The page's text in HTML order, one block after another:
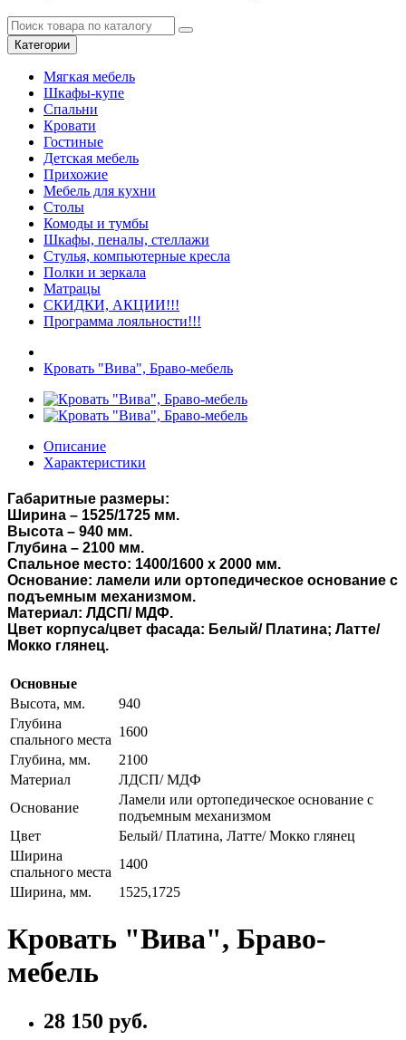
Категории
Мягкая мебель
Шкафы-купе
Спальни
Кровати
Гостиные
Детская мебель
Прихожие
Мебель для кухни
Столы
Комоды и тумбы
Шкафы, пеналы, стеллажи
Стулья, компьютерные кресла
Полки и зеркала
Матрацы
СКИДКИ, АКЦИИ!!!
Программа лояльности!!!
Кровать "Вива", Браво-мебель
Описание
Характеристики
Габаритные размеры:
Ширина – 1525/1725 мм.
Высота – 940 мм.
Глубина – 2100 мм.
Спальное место: 1400/1600 х 2000 мм.
Основание: ламели или ортопедическое основание с
подъемным механизмом.
Материал: ЛДСП/ МДФ.
Цвет корпуса/цвет фасада: Белый/ Платина; Латте/
Мокко глянец.
Основные
Высота, мм.
940
Глубина
спального места
1600
Глубина, мм.
2100
Материал
ЛДСП/ МДФ
Основание
Ламели или ортопедическое основание с
подъемным механизмом
Цвет
Белый/ Платина, Латте/ Мокко глянец
Ширина
спального места
1400
Ширина, мм.
1525,1725
Кровать "Вива", Браво-
мебель
28 150 руб.